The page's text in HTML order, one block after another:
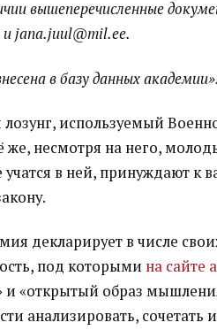
вышеперечисленные
jana.juul@mil.ee.
в базу данных академии».
лозунг, используемый
же, несмотря на него,
в ней, принуждают к
декларирует в числе
под которыми на сайте
и «открытый образ
анализировать,